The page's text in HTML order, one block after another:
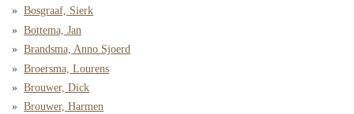
Bosgraaf, Sierk
Bottema, Jan
Brandsma, Anno Sjoerd
Broersma, Lourens
Brouwer, Dick
Brouwer, Harmen